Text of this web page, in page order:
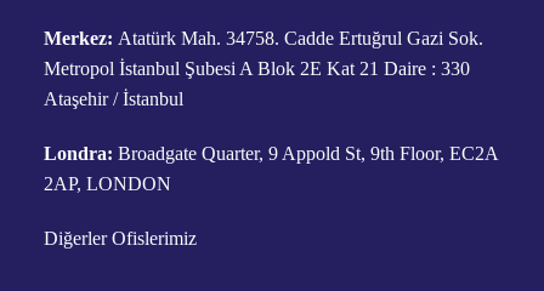
Merkez: Atatürk Mah. 34758. Cadde Ertuğrul Gazi Sok.
Metropol İstanbul Şubesi A Blok 2E Kat 21 Daire : 330
Ataşehir / İstanbul
Londra: Broadgate Quarter, 9 Appold St, 9th Floor, EC2A
2AP, LONDON
Diğerler Ofislerimiz